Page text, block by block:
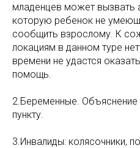
младенцев может вызвать
которую ребенок не
сообщить взрослому. К
локациям в данном туре
времени не удастся
помощь.
2.Беременные. Объяснение
пункту.
3.Инвалиды: колясочники,